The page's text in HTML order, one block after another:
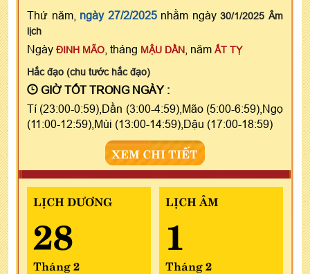
Thứ năm, ngày 27/2/2025nhằm ngày30/1/2025 Âm
lịch
Ngày ĐINH MÃO , tháng MẬU DẦN , năm ẤT TỴ
Hắc đạo (chu tước hắc đạo)
GIỜ TỐT TRONG NGÀY :
Tí (23:00-0:59),Dần (3:00-4:59),Mão (5:00-6:59),Ngọ
(11:00-12:59),Mùi (13:00-14:59),Dậu (17:00-18:59)
XEM CHI TIẾT
LỊCH DƯƠNG
28
Tháng 2
LỊCH ÂM
1
Tháng 2